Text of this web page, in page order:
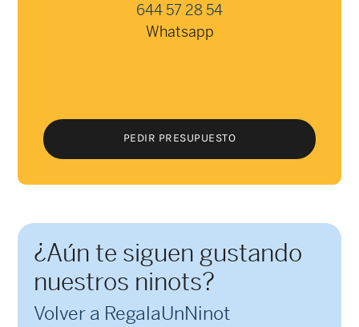
644 57 28 54
Whatsapp
PEDIR PRESUPUESTO
PEDIR PRESUPUESTO
¿Aún te siguen gustando
nuestros ninots?
Volver a RegalaUnNinot